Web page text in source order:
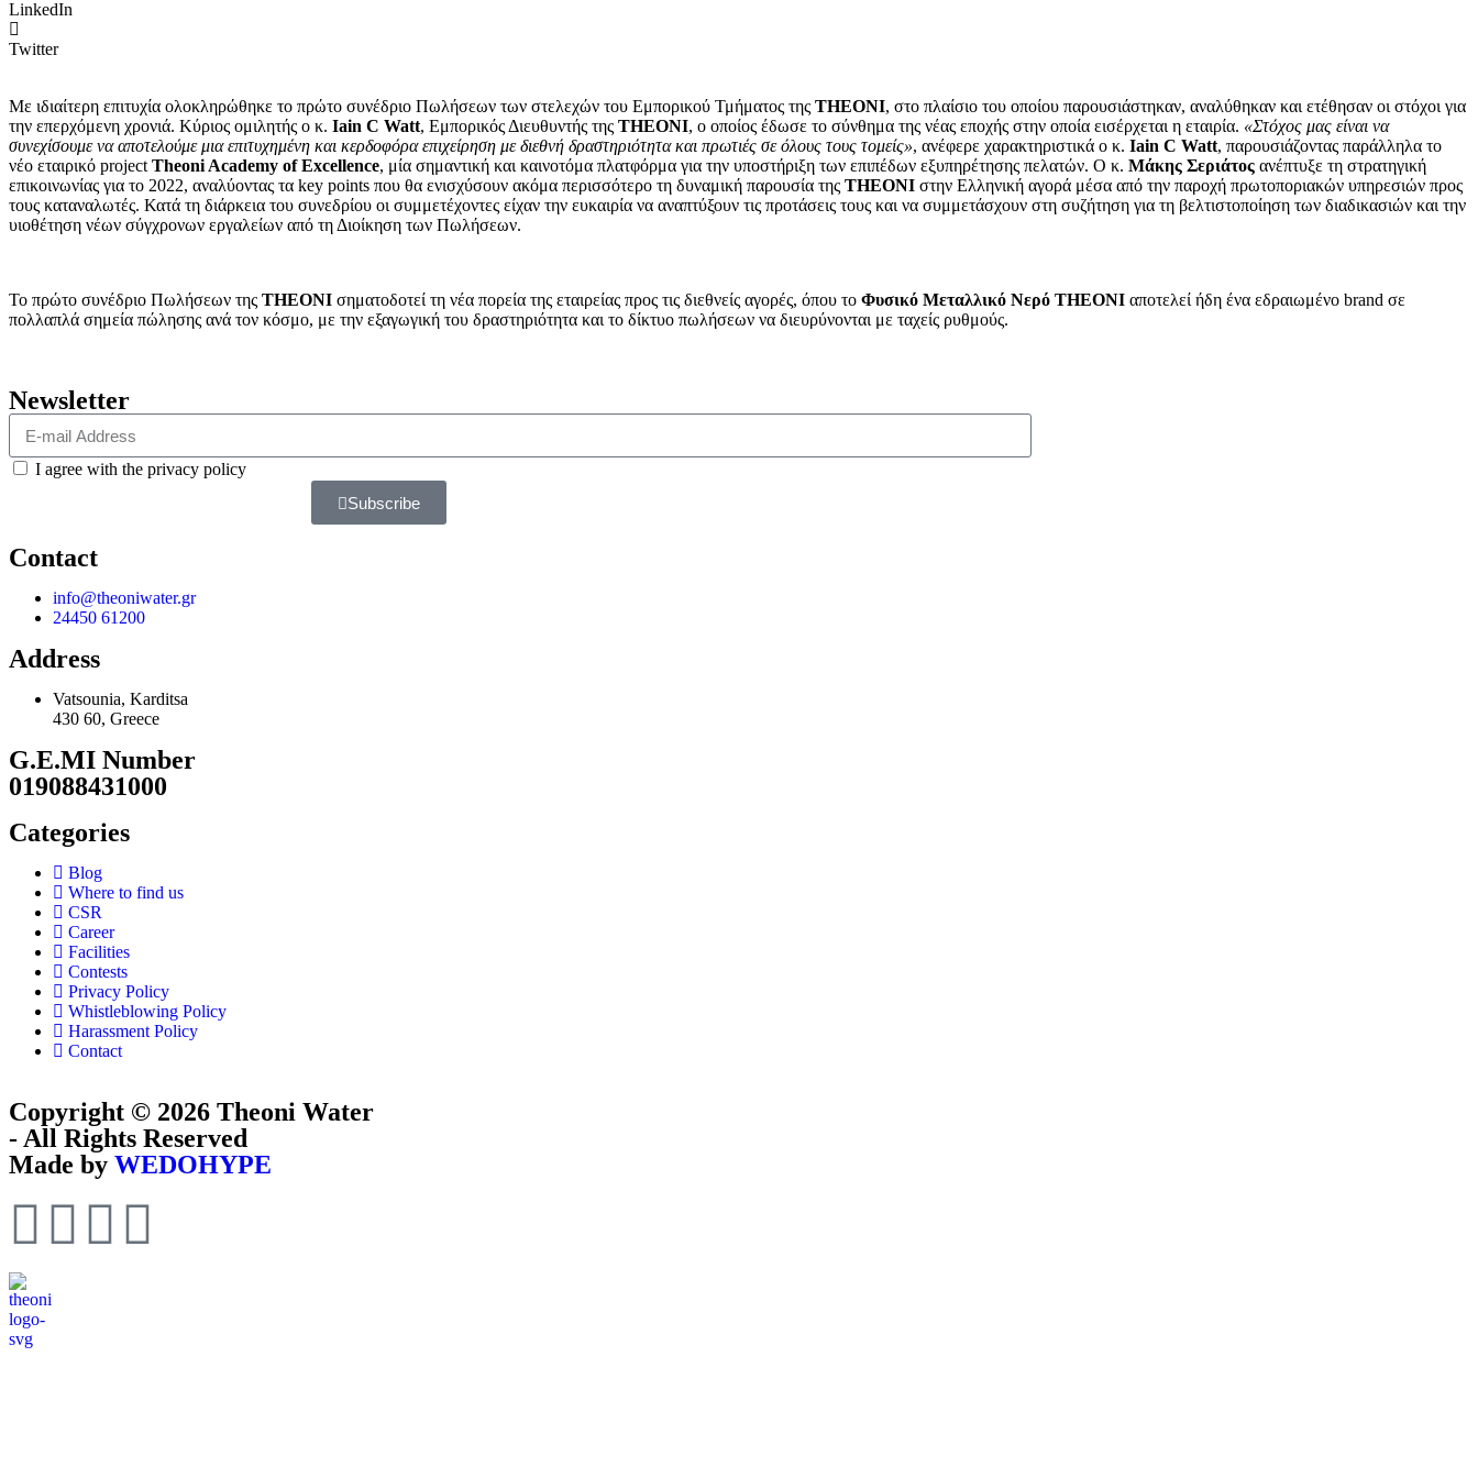
LinkedIn
Twitter
Με ιδιαίτερη επιτυχία ολοκληρώθηκε το πρώτο συνέδριο Πωλήσεων των στελεχών του Εμπορικού Τμήματος της THEONI, στο πλαίσιο του οποίου παρουσιάστηκαν, αναλύθηκαν και ετέθησαν οι στόχοι για
την επερχόμενη χρονιά. Κύριος ομιλητής ο κ. Iain C Watt, Εμπορικός Διευθυντής της THEONI, ο οποίος έδωσε το σύνθημα της νέας εποχής στην οποία εισέρχεται η εταιρία. «Στόχος μας είναι να
συνεχίσουμε να αποτελούμε μια επιτυχημένη και κερδοφόρα επιχείρηση με διεθνή δραστηριότητα και πρωτιές σε όλους τους τομείς», ανέφερε χαρακτηριστικά ο κ. Iain C Watt, παρουσιάζοντας παράλληλα το
νέο εταιρικό project Theoni Academy of Excellence, μία σημαντική και καινοτόμα πλατφόρμα για την υποστήριξη των επιπέδων εξυπηρέτησης πελατών. Ο κ. Μάκης Σεριάτος ανέπτυξε τη στρατηγική
επικοινωνίας για το 2022, αναλύοντας τα key points που θα ενισχύσουν ακόμα περισσότερο τη δυναμική παρουσία της THEONI στην Ελληνική αγορά μέσα από την παροχή πρωτοποριακών υπηρεσιών προς
τους καταναλωτές. Κατά τη διάρκεια του συνεδρίου οι συμμετέχοντες είχαν την ευκαιρία να αναπτύξουν τις προτάσεις τους και να συμμετάσχουν στη συζήτηση για τη βελτιστοποίηση των διαδικασιών και την
υιοθέτηση νέων σύγχρονων εργαλείων από τη Διοίκηση των Πωλήσεων.
Το πρώτο συνέδριο Πωλήσεων της THEONI σηματοδοτεί τη νέα πορεία της εταιρείας προς τις διεθνείς αγορές, όπου το Φυσικό Μεταλλικό Νερό THEONI αποτελεί ήδη ένα εδραιωμένο brand σε
πολλαπλά σημεία πώλησης ανά τον κόσμο, με την εξαγωγική του δραστηριότητα και το δίκτυο πωλήσεων να διευρύνονται με ταχείς ρυθμούς.
Newsletter
I agree with the privacy policy
Subscribe
Contact
info@theoniwater.gr
24450 61200
Address
Vatsounia, Karditsa
430 60, Greece
G.E.MI Number
019088431000
Categories
Blog
Where to find us
CSR
Career
Facilities
Contests
Privacy Policy
Whistleblowing Policy
Harassment Policy
Contact
Copyright © 2026 Theoni Water
- All Rights Reserved
Made by WEDOHYPE
Theoni
Water
(English)